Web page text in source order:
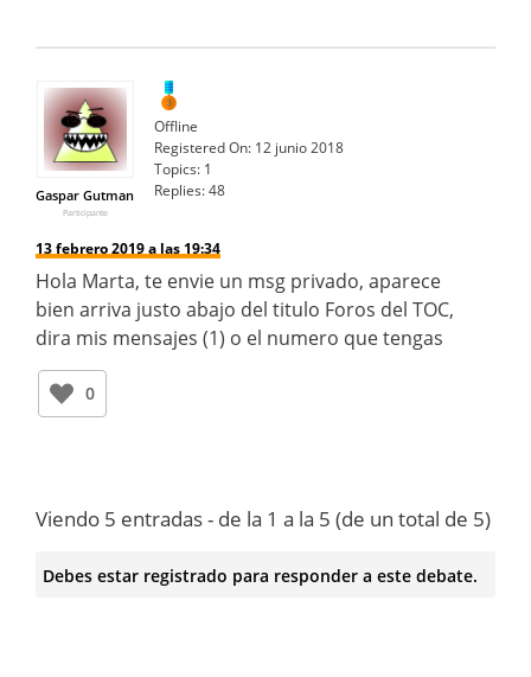
Gaspar Gutman
Participante
Offline
Registered On: 12 junio 2018
Topics: 1
Replies:48
13 febrero 2019 a las 19:34
Hola Marta, te envie un msg privado, aparece
bien arriva justo abajo del titulo Foros del TOC,
dira mis mensajes (1) o el numero que tengas
0
Viendo 5 entradas - de la 1 a la 5 (de un total de 5)
Debes estar registrado para responder a este debate.